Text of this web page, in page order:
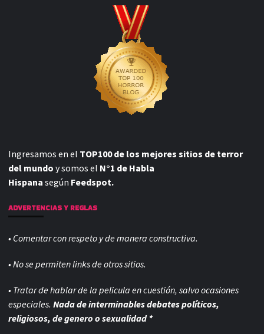
Ingresamos en el TOP100 de los mejores sitios de terror
del mundo y somos el N°1 de Habla
Hispana según Feedspot.
ADVERTENCIAS Y REGLAS
• Comentar con respeto y de manera constructiva.
• No se permiten links de otros sitios.
• Tratar de hablar de la pelicula en cuestión, salvo ocasiones
especiales. Nada de interminables debates políticos,
religiosos, de genero o sexualidad *